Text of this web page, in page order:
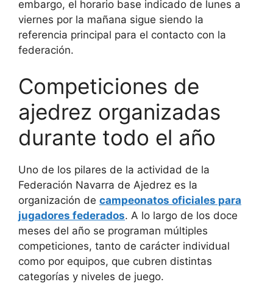
embargo, el horario base indicado de lunes a
viernes por la mañana sigue siendo la
referencia principal para el contacto con la
federación.
Competiciones de
ajedrez organizadas
durante todo el año
Uno de los pilares de la actividad de la
Federación Navarra de Ajedrez es la
organización de campeonatos oficiales para
jugadores federados. A lo largo de los doce
meses del año se programan múltiples
competiciones, tanto de carácter individual
como por equipos, que cubren distintas
categorías y niveles de juego.